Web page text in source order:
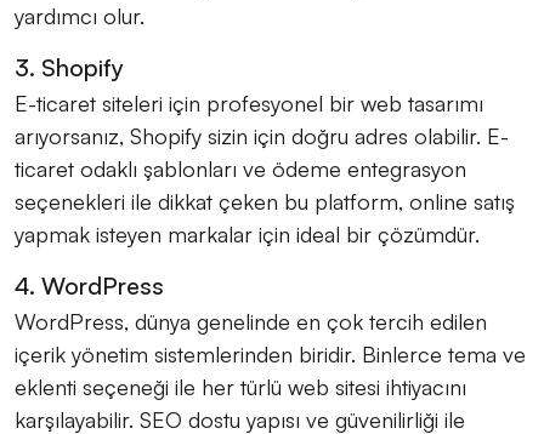
yardımcı olur.
3. Shopify
E-ticaret siteleri için profesyonel bir web tasarımı
arıyorsanız, Shopify sizin için doğru adres olabilir. E-
ticaret odaklı şablonları ve ödeme entegrasyon
seçenekleri ile dikkat çeken bu platform, online satış
yapmak isteyen markalar için ideal bir çözümdür.
4. WordPress
WordPress, dünya genelinde en çok tercih edilen
içerik yönetim sistemlerinden biridir. Binlerce tema ve
eklenti seçeneği ile her türlü web sitesi ihtiyacını
karşılayabilir. SEO dostu yapısı ve güvenilirliği ile